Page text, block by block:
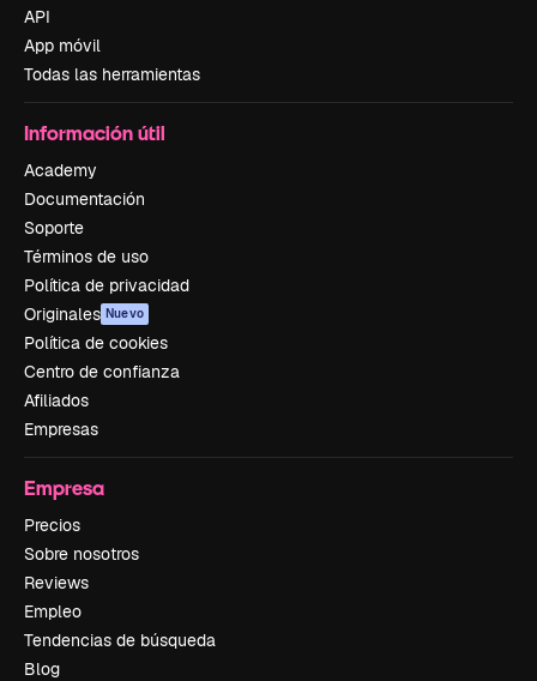
API
App móvil
Todas las herramientas
Información útil
Academy
Documentación
Soporte
Términos de uso
Política de privacidad
Originales Nuevo
Política de cookies
Centro de confianza
Afiliados
Empresas
Empresa
Precios
Sobre nosotros
Reviews
Empleo
Tendencias de búsqueda
Blog